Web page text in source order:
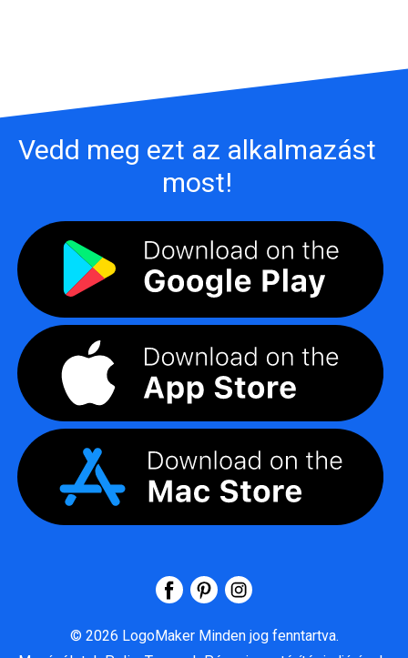
Vedd meg ezt az alkalmazást
most!
© 2026 LogoMaker Minden jog fenntartva.